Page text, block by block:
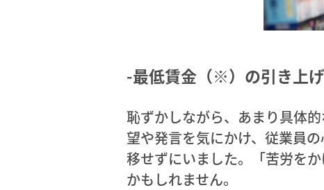
-最低賃金（※）の引き上
恥ずかしながら、あまり具体
望や発言を気にかけ、従業員
移せずにいました。「苦労を
かもしれません。